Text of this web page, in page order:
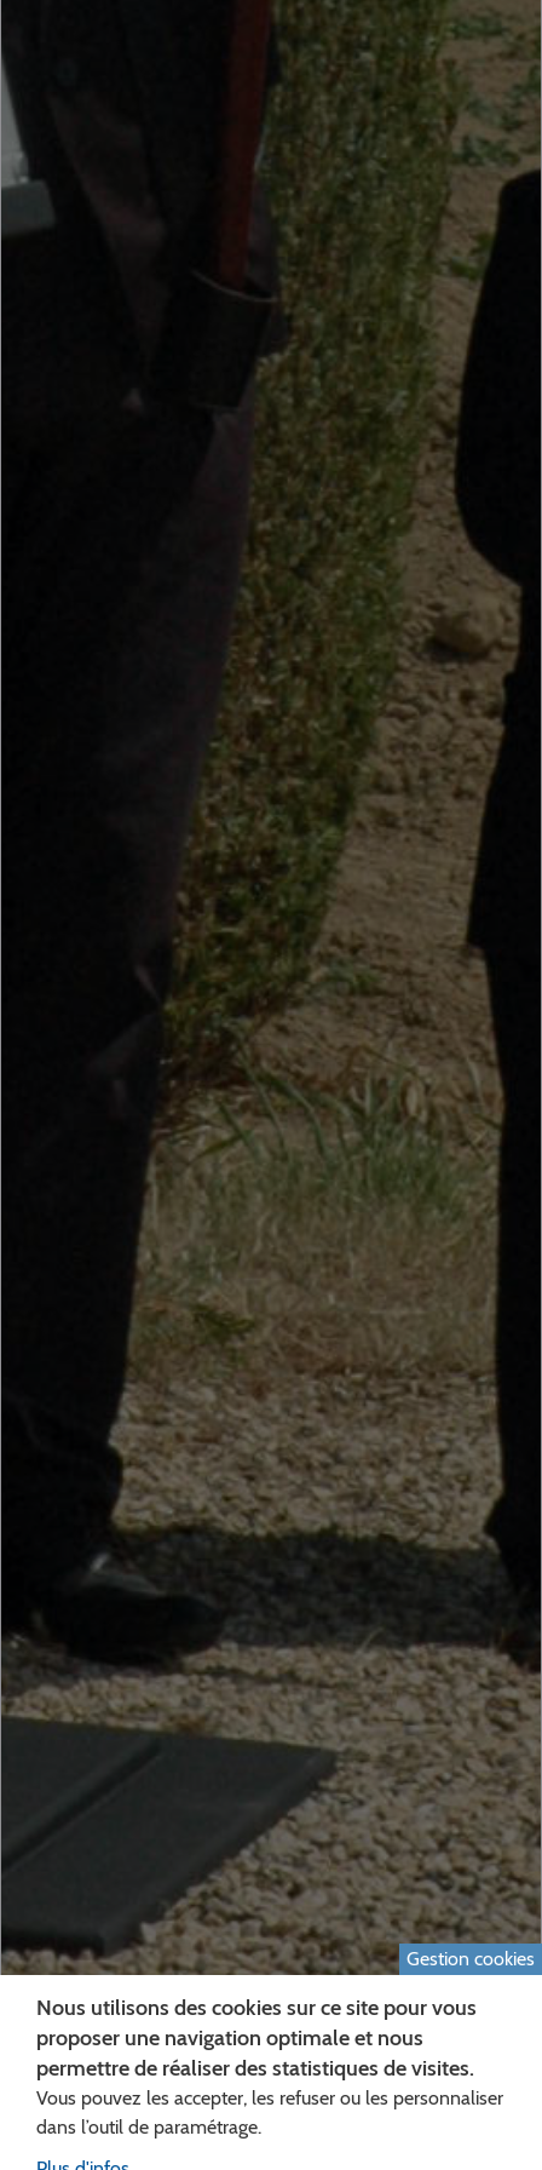
ITINÉRANCE
Gestion cookies
Nous utilisons des cookies sur ce site pour vous
proposer une navigation optimale et nous
permettre de réaliser des statistiques de visites.
Vous pouvez les accepter, les refuser ou les personnaliser
dans l’outil de paramétrage.